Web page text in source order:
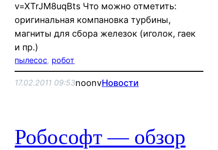
v=XTrJM8uqBts Что можно отметить:
оригинальная компановка турбины,
магниты для сбора железок (иголок, гаек
и пр.)
пылесос, робот
17.02.2011 09:53noonvНовости
Робософт — обзор